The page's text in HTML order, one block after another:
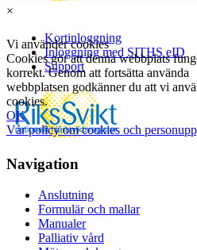
×
Navigation
Anslutning
Formulär och mallar
Manualer
Palliativ vård